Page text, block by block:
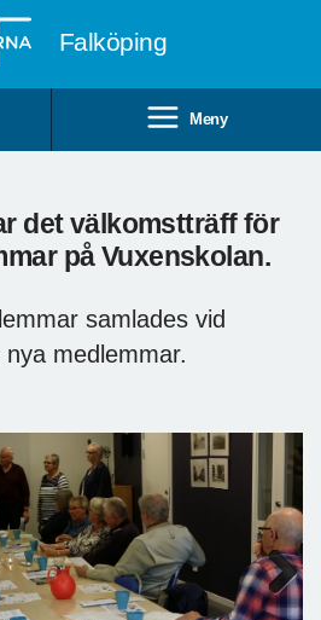
Falköping
Meny
det välkomstträff för
på Vuxenskolan.
samlades vid
medlemmar.
Next